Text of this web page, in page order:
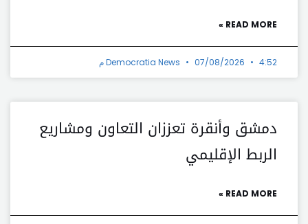
READ MORE »
Democratia News 07/08/2026 4:52 م
دمشق وأنقرة تعززان التعاون ومشاريع
الربط الإقليمي
READ MORE »